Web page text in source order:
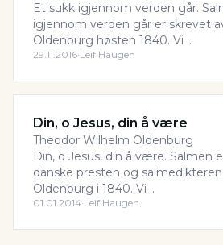
Et sukk igjennom verden går.
igjennom verden går er skrevet
Oldenburg høsten 1840. Vi ..
29.11.2016·Leif Haugen
Din, o Jesus, din å være
Theodor Wilhelm Oldenburg
Din, o Jesus, din å være. Salmen
danske presten og
Oldenburg i 1840. Vi ..
01.01.2014·Leif Haugen